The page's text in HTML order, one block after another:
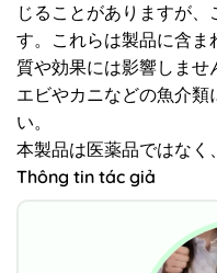
じることがありますが
す。これらは製品に含ま
質や効果には影響しませ
エビやカニなどの魚介類
い。
本製品は医薬品ではなく
Thông tin tác giả